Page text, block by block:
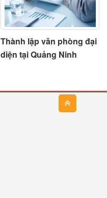
Thành lập văn phòng đại
diện tại Quảng Ninh